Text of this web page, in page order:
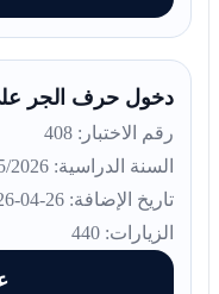
دخول حرف الجر على
رقم الاختبار: 408
السنة الدراسية: 2025/2026
تاريخ الإضافة: 26-04-2026
الزيارات: 440